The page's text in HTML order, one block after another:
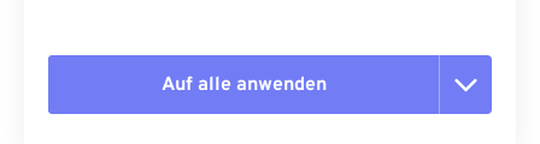
Auf alle anwenden